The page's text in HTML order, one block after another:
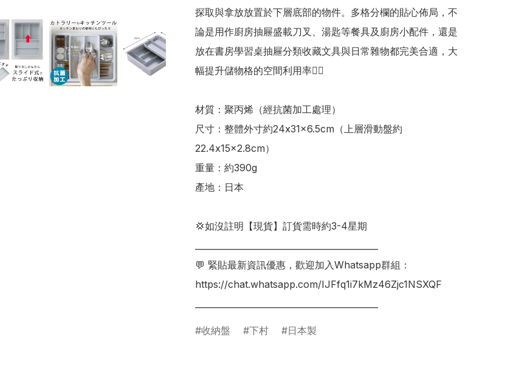
探取與拿放放置於下層底部的物件。多格分欄的貼心佈局，不
論是用作廚房抽屜盛載刀叉、湯匙等餐具及廚房小配件，還是
放在書房學習桌抽屜分類收藏文具與日常雜物都完美合適，大
幅提升儲物格的空間利用率👍🏻
材質：聚丙烯（經抗菌加工處理）
尺寸：整體外寸約24x31x6.5cm（上層滑動盤約
22.4x15x2.8cm）
重量：約390g
產地：日本
💢如沒註明【現貨】訂貨需時約3-4星期
💬 緊貼最新資訊優惠，歡迎加入Whatsapp群組：
https://chat.whatsapp.com/IJFfq1i7kMz46Zjc1NSXQF
收納盤 下村 日本製